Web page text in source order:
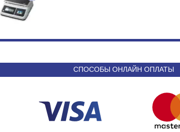
СПОСОБЫ ОНЛАЙН ОПЛАТЫ